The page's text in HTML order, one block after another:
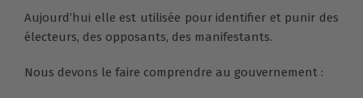
Aujourd’hui elle est utilisée pour identifier et punir des
électeurs, des opposants, des manifestants.
Nous devons le faire comprendre au gouvernement :